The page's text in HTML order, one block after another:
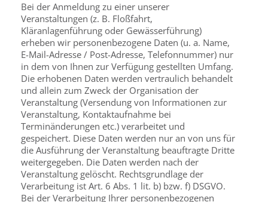
Bei der Anmeldung zu einer unserer
Veranstaltungen (z. B. Floßfahrt,
Kläranlagenführung oder Gewässerführung)
erheben wir personenbezogene Daten (u. a. Name,
E-Mail-Adresse / Post-Adresse, Telefonnummer) nur
in dem von Ihnen zur Verfügung gestellten Umfang.
Die erhobenen Daten werden vertraulich behandelt
und allein zum Zweck der Organisation der
Veranstaltung (Versendung von Informationen zur
Veranstaltung, Kontaktaufnahme bei
Terminänderungen etc.) verarbeitet und
gespeichert. Diese Daten werden nur an von uns für
die Ausführung der Veranstaltung beauftragte Dritte
weitergegeben. Die Daten werden nach der
Veranstaltung gelöscht. Rechtsgrundlage der
Verarbeitung ist Art. 6 Abs. 1 lit. b) bzw. f) DSGVO.
Bei der Verarbeitung Ihrer personenbezogenen